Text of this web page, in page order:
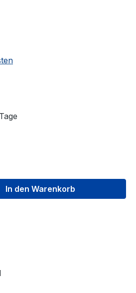
gewünschten Wert
In den Warenkorb